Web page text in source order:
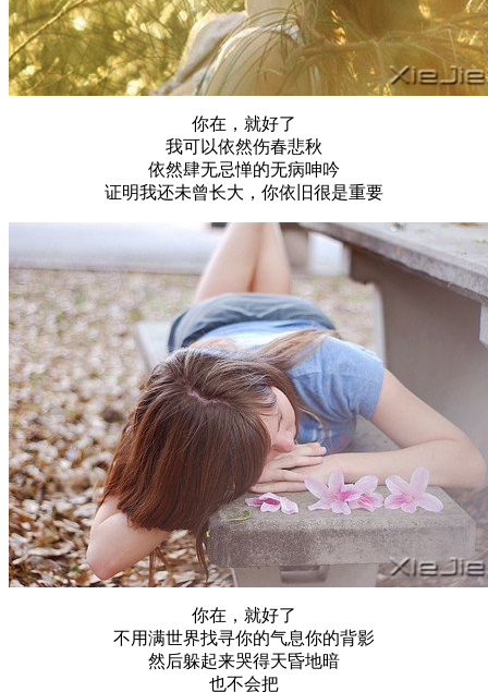
你在，就好了
我可以依然伤春悲秋
依然肆无忌惮的无病呻吟
证明我还未曾长大，你依旧很是重要
你在，就好了
不用满世界找寻你的气息你的背影
然后躲起来哭得天昏地暗
也不会把